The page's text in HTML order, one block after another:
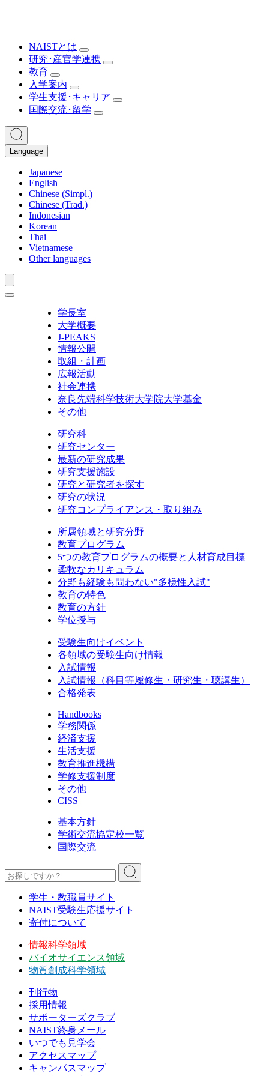
NAISTとは
研究･産官学連携
教育
入学案内
学生支援･キャリア
国際交流･留学
Language
Japanese
English
Chinese (Simpl.)
Chinese (Trad.)
Indonesian
Korean
Thai
Vietnamese
Other languages
学長室
大学概要
J-PEAKS
情報公開
取組・計画
広報活動
社会連携
奈良先端科学技術大学院大学基金
その他
研究科
研究センター
最新の研究成果
研究支援施設
研究と研究者を探す
研究の状況
研究コンプライアンス・取り組み
所属領域と研究分野
教育プログラム
5つの教育プログラムの概要と人材育成目標
柔軟なカリキュラム
分野も経験も問わない"多様性入試"
教育の特色
教育の方針
学位授与
受験生向けイベント
各領域の受験生向け情報
入試情報
入試情報（科目等履修生・研究生・聴講生）
合格発表
Handbooks
学務関係
経済支援
生活支援
教育推進機構
学修支援制度
その他
CISS
基本方針
学術交流協定校一覧
国際交流
学生・教職員サイト
NAIST受験生応援サイト
寄付について
情報科学領域
バイオサイエンス領域
物質創成科学領域
刊行物
採用情報
サポーターズクラブ
NAIST終身メール
いつでも見学会
アクセスマップ
キャンパスマップ